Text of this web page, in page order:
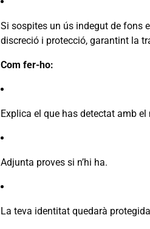
Si sospites un ús indegut de fons
discreció i protecció, garantint la
Com fer-ho:
Explica el que has detectat amb
Adjunta proves si n’hi ha.
La teva identitat quedarà